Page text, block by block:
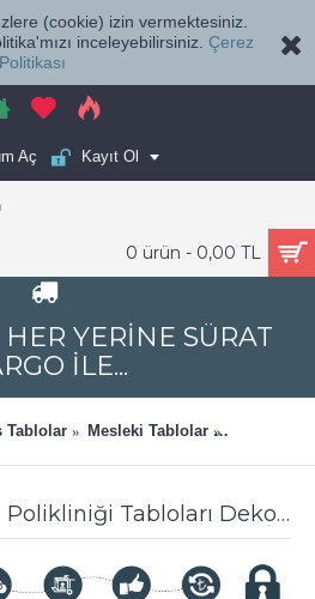
(cookie) izin vermektesiniz.
inceleyebilirsiniz. Çerez
Politikası
Aç Kayıt Ol
0 ürün - 0,00 TL
YERİNE SÜRAT
İLE...
Tablolar Mesleki Tablolar
Ağız ve Diş Sağlığı Polikliniği Tabloları Dekoratif Diş, Dekoratif Dişçi, Dişçi Dekorasyonu dsc581